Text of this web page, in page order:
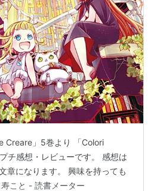
Creare」5巻より 「Colori
チ感想・レビューです。 感想は
章になります。 興味を持っても
こと - 読書メーター